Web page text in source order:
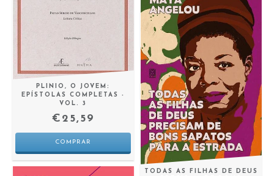
PLINIO, O JOVEM:
EPÍSTOLAS COMPLETAS -
VOL. 3
€25,59
TODAS AS FILHAS DE DEUS